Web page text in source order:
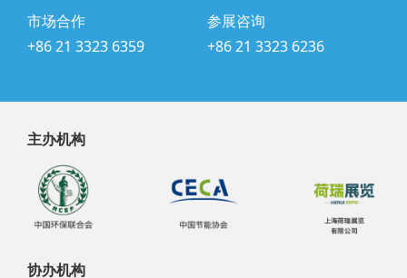
市场合作
+86 21 3323 6359
参展咨询
+86 21 3323 6236
主办机构
协办机构